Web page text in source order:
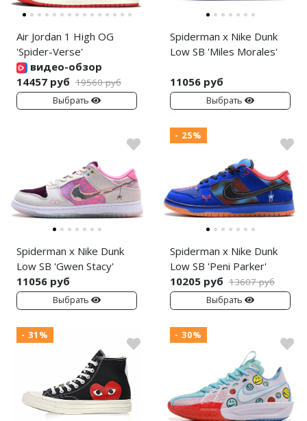
Air Jordan 1 High OG
'Spider-Verse'
видео-обзор
14457 руб 19560 руб
Выбрать
Spiderman x Nike Dunk
Low SB 'Miles Morales'
11056 руб
Выбрать
Spiderman x Nike Dunk
Low SB 'Gwen Stacy'
11056 руб
Выбрать
- 25%
Spiderman x Nike Dunk
Low SB 'Peni Parker'
10205 руб 13607 руб
Выбрать
- 31% - 30%